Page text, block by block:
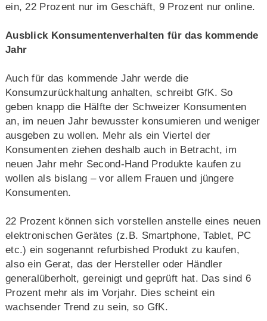
ein, 22 Prozent nur im Geschäft, 9 Prozent nur online.
Ausblick Konsumentenverhalten für das kommende
Jahr
Auch für das kommende Jahr werde die
Konsumzurückhaltung anhalten, schreibt GfK. So
geben knapp die Hälfte der Schweizer Konsumenten
an, im neuen Jahr bewusster konsumieren und weniger
ausgeben zu wollen. Mehr als ein Viertel der
Konsumenten ziehen deshalb auch in Betracht, im
neuen Jahr mehr Second-Hand Produkte kaufen zu
wollen als bislang – vor allem Frauen und jüngere
Konsumenten.
22 Prozent können sich vorstellen anstelle eines neuen
elektronischen Gerätes (z.B. Smartphone, Tablet, PC
etc.) ein sogenannt refurbished Produkt zu kaufen,
also ein Gerat, das der Hersteller oder Händler
generalüberholt, gereinigt und geprüft hat. Das sind 6
Prozent mehr als im Vorjahr. Dies scheint ein
wachsender Trend zu sein, so GfK.